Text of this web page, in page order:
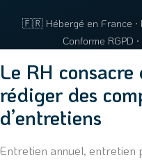
🇫🇷 Hébergé en France ·
Conforme RGPD
Le RH consacre
rédiger des
d’entretiens
Entretien annuel, entretien